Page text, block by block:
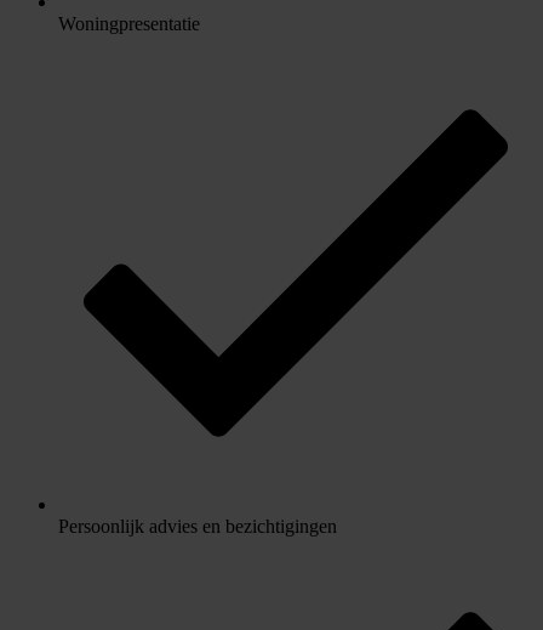
Woningpresentatie
Persoonlijk advies en bezichtigingen